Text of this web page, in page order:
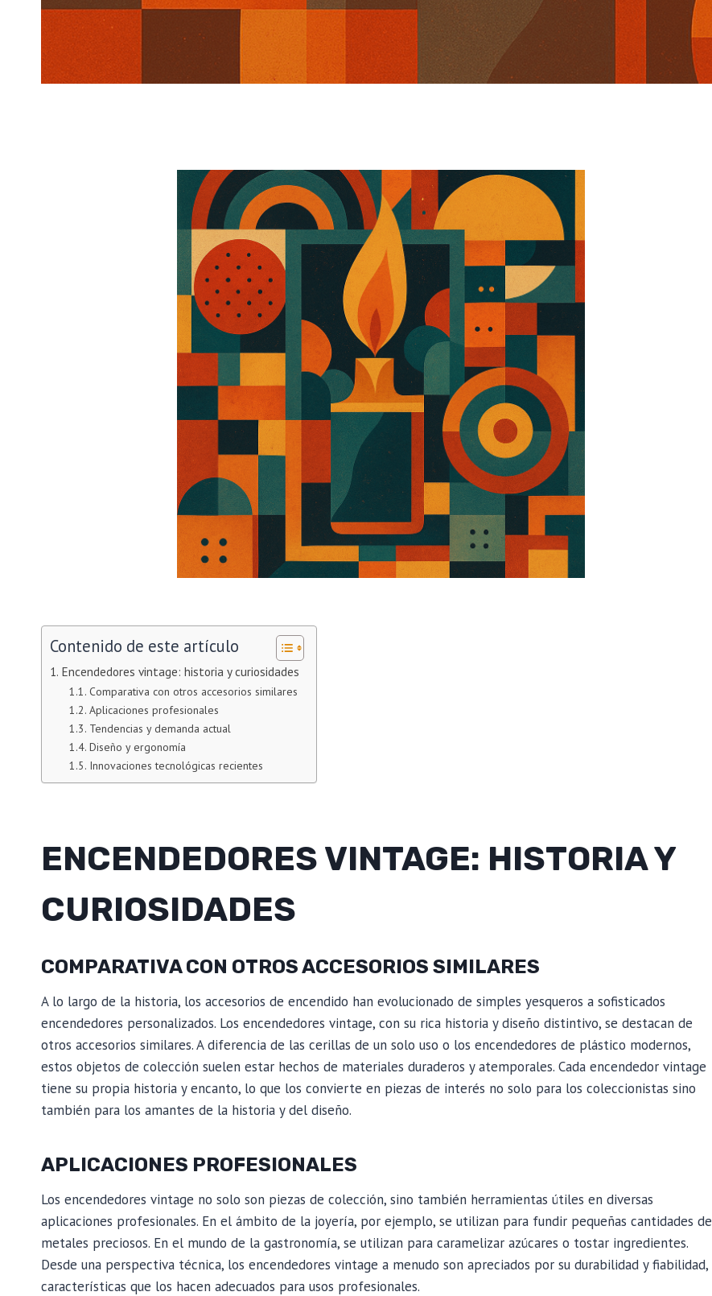
Contenido de este artículo
Encendedores vintage: historia y curiosidades
Comparativa con otros accesorios similares
Aplicaciones profesionales
Tendencias y demanda actual
Diseño y ergonomía
Innovaciones tecnológicas recientes
ENCENDEDORES VINTAGE: HISTORIA Y
CURIOSIDADES
COMPARATIVA CON OTROS ACCESORIOS SIMILARES
A lo largo de la historia, los accesorios de encendido han evolucionado de simples yesqueros a sofisticados
encendedores personalizados. Los encendedores vintage, con su rica historia y diseño distintivo, se destacan de
otros accesorios similares. A diferencia de las cerillas de un solo uso o los encendedores de plástico modernos,
estos objetos de colección suelen estar hechos de materiales duraderos y atemporales. Cada encendedor vintage
tiene su propia historia y encanto, lo que los convierte en piezas de interés no solo para los coleccionistas sino
también para los amantes de la historia y del diseño.
APLICACIONES PROFESIONALES
Los encendedores vintage no solo son piezas de colección, sino también herramientas útiles en diversas
aplicaciones profesionales. En el ámbito de la joyería, por ejemplo, se utilizan para fundir pequeñas cantidades de
metales preciosos. En el mundo de la gastronomía, se utilizan para caramelizar azúcares o tostar ingredientes.
Desde una perspectiva técnica, los encendedores vintage a menudo son apreciados por su durabilidad y fiabilidad,
características que los hacen adecuados para usos profesionales.